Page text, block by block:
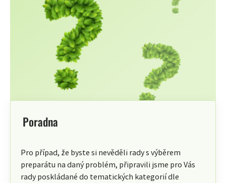
Poradna
Pro případ, že byste si nevěděli rady s výběrem
preparátu na daný problém, připravili jsme pro Vás
rady poskládané do tematických kategorií dle